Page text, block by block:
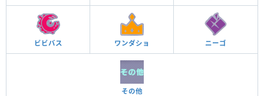
ビビバス ワンダショ ニーゴ
その他